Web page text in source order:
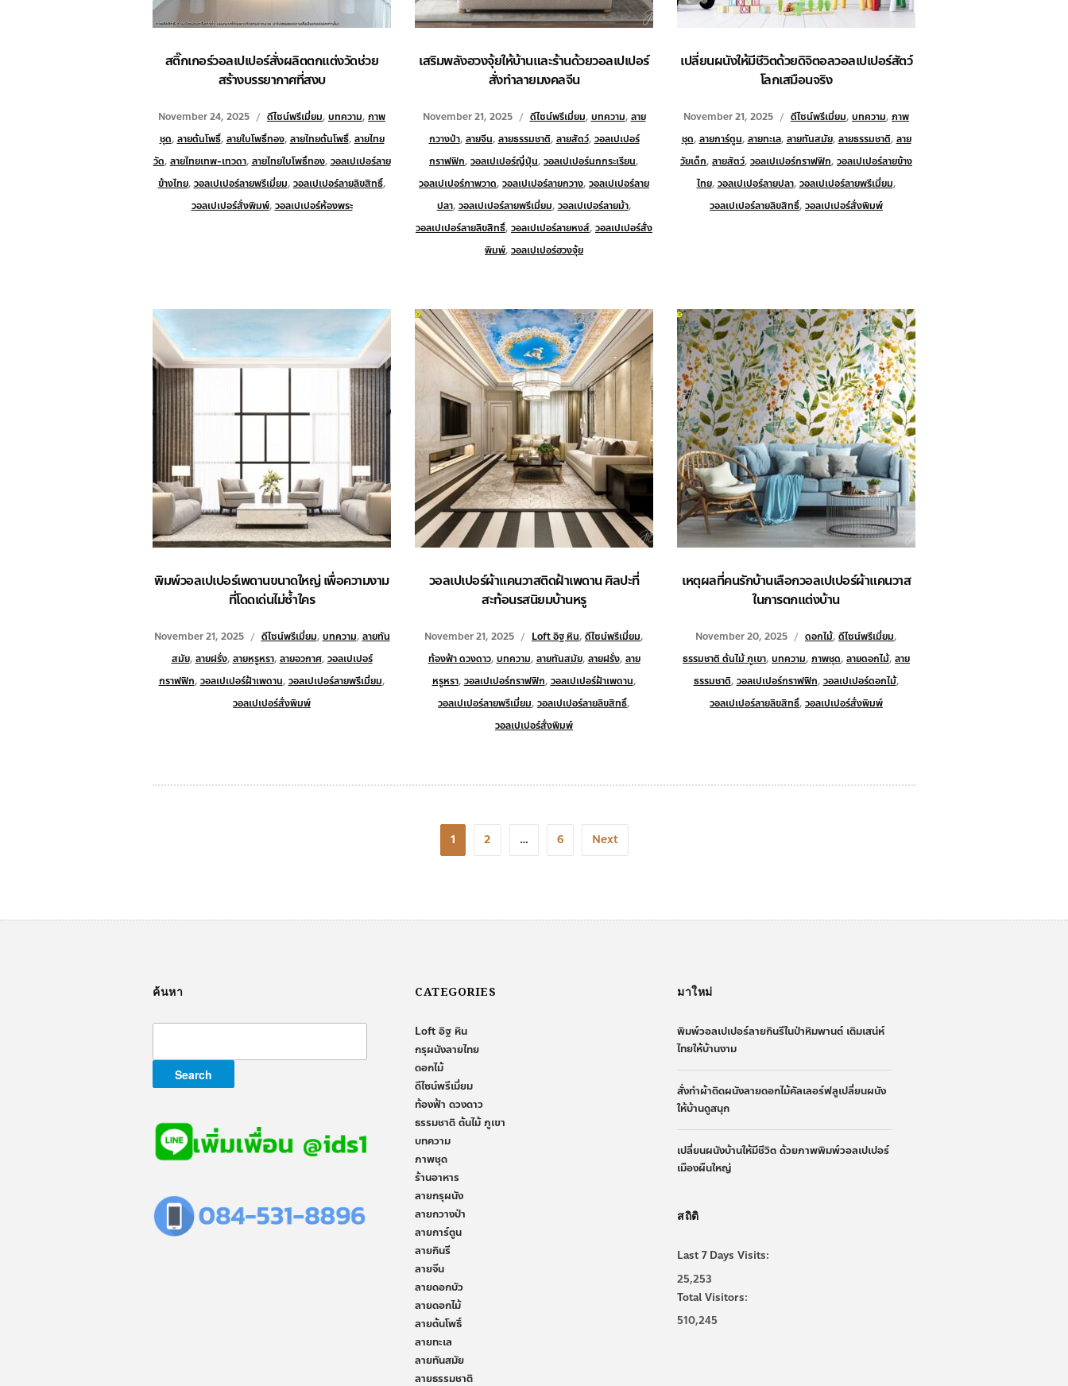
สติ๊กเกอร์วอลเปเปอร์สั่งผลิตตกแต่งวัดช่วย
สร้างบรรยากาศที่สงบ
November 24, 2025 ดีไซน์พรีเมี่ยม, บทความ, ภาพ
ชุด, ลายต้นโพธิ์, ลายใบโพธิ์ทอง, ลายไทยต้นโพธิ์, ลายไทย
วัด, ลายไทยเทพ-เทวดา, ลายไทยใบโพธิ์ทอง, วอลเปเปอร์ลาย
ข้างไทย, วอลเปเปอร์ลายพรีเมี่ยม, วอลเปเปอร์ลายลิขสิทธิ์,
วอลเปเปอร์สั่งพิมพ์, วอลเปเปอร์ห้องพระ
เสริมพลังฮวงจุ้ยให้บ้านและร้านด้วยวอลเปเปอร์
สั่งทำลายมงคลจีน
November 21, 2025 ดีไซน์พรีเมี่ยม, บทความ, ลาย
กวางป่า, ลายจีน, ลายธรรมชาติ, ลายสัตว์, วอลเปเปอร์
กราฟฟิก, วอลเปเปอร์ญี่ปุ่น, วอลเปเปอร์นกกระเรียน,
วอลเปเปอร์ภาพวาด, วอลเปเปอร์ลายกวาง, วอลเปเปอร์ลาย
ปลา, วอลเปเปอร์ลายพรีเมี่ยม, วอลเปเปอร์ลายม้า,
วอลเปเปอร์ลายลิขสิทธิ์, วอลเปเปอร์ลายหงส์, วอลเปเปอร์สั่ง
พิมพ์, วอลเปเปอร์ฮวงจุ้ย
เปลี่ยนผนังให้มีชีวิตด้วยดิจิตอลวอลเปเปอร์สัตว์
โลกเสมือนจริง
November 21, 2025 ดีไซน์พรีเมี่ยม, บทความ, ภาพ
ชุด, ลายการ์ตูน, ลายทะเล, ลายทันสมัย, ลายธรรมชาติ, ลาย
วัยเด็ก, ลายสัตว์, วอลเปเปอร์กราฟฟิก, วอลเปเปอร์ลายข้าง
ไทย, วอลเปเปอร์ลายปลา, วอลเปเปอร์ลายพรีเมี่ยม,
วอลเปเปอร์ลายลิขสิทธิ์, วอลเปเปอร์สั่งพิมพ์
พิมพ์วอลเปเปอร์เพดานขนาดใหญ่ เพื่อความงาม
ที่โดดเด่นไม่ซ้ำใคร
November 21, 2025 ดีไซน์พรีเมี่ยม, บทความ, ลายทัน
สมัย, ลายฝรั่ง, ลายหรูหรา, ลายอวกาศ, วอลเปเปอร์
กราฟฟิก, วอลเปเปอร์ฝ้าเพดาน, วอลเปเปอร์ลายพรีเมี่ยม,
วอลเปเปอร์สั่งพิมพ์
วอลเปเปอร์ผ้าแคนวาสติดฝ้าเพดาน ศิลปะที่
สะท้อนรสนิยมบ้านหรู
November 21, 2025 Loft อิฐ หิน, ดีไซน์พรีเมี่ยม,
ท้องฟ้า ดวงดาว, บทความ, ลายทันสมัย, ลายฝรั่ง, ลาย
หรูหรา, วอลเปเปอร์กราฟฟิก, วอลเปเปอร์ฝ้าเพดาน,
วอลเปเปอร์ลายพรีเมี่ยม, วอลเปเปอร์ลายลิขสิทธิ์,
วอลเปเปอร์สั่งพิมพ์
เหตุผลที่คนรักบ้านเลือกวอลเปเปอร์ผ้าแคนวาส
ในการตกแต่งบ้าน
November 20, 2025 ดอกไม้, ดีไซน์พรีเมี่ยม,
ธรรมชาติ ต้นไม้ ภูเขา, บทความ, ภาพชุด, ลายดอกไม้, ลาย
ธรรมชาติ, วอลเปเปอร์กราฟฟิก, วอลเปเปอร์ดอกไม้,
วอลเปเปอร์ลายลิขสิทธิ์, วอลเปเปอร์สั่งพิมพ์
1 2 … 6 Next
ค้นหา CATEGORIES
Loft อิฐ หิน
กรุผนังลายไทย
ดอกไม้
ดีไซน์พรีเมี่ยม
ท้องฟ้า ดวงดาว
ธรรมชาติ ต้นไม้ ภูเขา
บทความ
ภาพชุด
ร้านอาหาร
ลายกรุผนัง
ลายกวางป่า
ลายการ์ตูน
ลายกินรี
ลายจีน
ลายดอกบัว
ลายดอกไม้
ลายต้นโพธิ์
ลายทะเล
ลายทันสมัย
ลายธรรมชาติ
มาใหม่
พิมพ์วอลเปเปอร์ลายกินรีในป่าหิมพานต์ เติมเสน่ห์
ไทยให้บ้านงาม
สั่งทำผ้าติดผนังลายดอกไม้คัลเลอร์ฟลูเปลี่ยนผนัง
ให้บ้านดูสนุก
เปลี่ยนผนังบ้านให้มีชีวิต ด้วยภาพพิมพ์วอลเปเปอร์
เมืองผืนใหญ่
สถิติ
Last 7 Days Visits:
25,253
Total Visitors:
510,245